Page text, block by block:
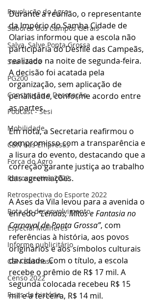
Revolução do Agro
Sabores dos Campos Gerais
Salva, Salve Ponta Grossa
Sua saúde
PG200
Construção e Decoração
Podcast - Sesi
Mobilidade
CBN nas Empresas
Força do Agro
Retrospectiva 2022
Retrospectiva do Esporte 2022
Rota do desenvolvimento
Especial Mulheres
Informe publicitário
CBN Business
Censo 2022
Ruas da história
Durante a reunião, o representante
da Império do Samba Cidade de
Olarias informou que a escola não
participaria do Desfile das Campeãs,
realizado na noite de segunda-feira.
A decisão foi acatada pela
organização, sem aplicação de
penalidade, conforme acordo entre
as partes.
Em nota, a Secretaria reafirmou o
compromisso com a transparência e
a lisura do evento, destacando que a
correção garante justiça ao trabalho
das agremiações.
A Ases da Vila levou para a avenida o
enredo “Lendas, Mitos e Fantasia no
Carnaval de Ponta Grossa”, com
referências à história, aos povos
originários e aos símbolos culturais
da cidade. Com o título, a escola
recebe o prêmio de R$ 17 mil. A
segunda colocada recebeu R$ 15
mil e a terceira, R$ 14 mil.